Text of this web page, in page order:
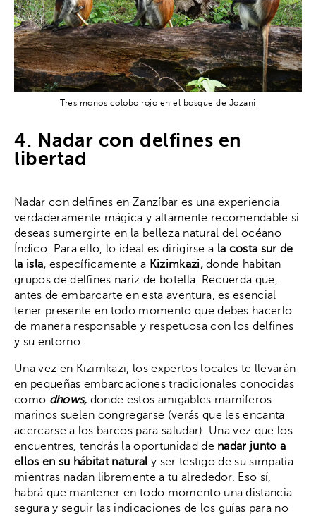
Tres monos colobo rojo en el bosque de Jozani
4. Nadar con delfines en
libertad
Nadar con delfines en Zanzíbar es una experiencia
verdaderamente mágica y altamente recomendable si
deseas sumergirte en la belleza natural del océano
Índico. Para ello, lo ideal es dirigirse a la costa sur de
la isla, específicamente a Kizimkazi,donde habitan
grupos de delfines nariz de botella. Recuerda que,
antes de embarcarte en esta aventura, es esencial
tener presente en todo momento que debes hacerlo
de manera responsable y respetuosa con los delfines
y su entorno.
Una vez en Kizimkazi, los expertos locales te llevarán
en pequeñas embarcaciones tradicionales conocidas
como dhows, donde estos amigables mamíferos
marinos suelen congregarse (verás que les encanta
acercarse a los barcos para saludar). Una vez que los
encuentres, tendrás la oportunidad de nadar junto a
ellos en su hábitat naturaly ser testigo de su simpatía
mientras nadan libremente a tu alrededor. Eso sí,
habrá que mantener en todo momento una distancia
segura y seguir las indicaciones de los guías para no